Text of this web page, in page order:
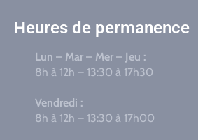
Heures de permanence
Lun – Mar – Mer – Jeu :
8h à 12h – 13:30 à 17h30
Vendredi :
8h à 12h – 13:30 à 17h00